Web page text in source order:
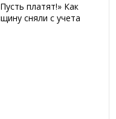
платят!» Как
сняли с учета